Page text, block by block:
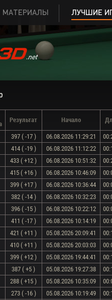
МАТЕРИАЛЫ ЛУЧШИЕ
Результат Начало
397 ( -17 ) 06.08.2026 11:29:21
414 ( -19 ) 06.08.2026 11:12:22
433 ( +12 ) 06.08.2026 10:51:32
415 ( +16 ) 06.08.2026 10:46:09
399 ( +17 ) 06.08.2026 10:36:44
382 ( -14 ) 06.08.2026 10:32:23
396 ( -15 ) 06.08.2026 10:22:12
411 ( -17 ) 06.08.2026 10:14:19
421 ( +11 ) 05.08.2026 20:09:41
410 ( +11 ) 05.08.2026 20:03:03
399 ( +12 ) 05.08.2026 19:44:41
387 ( +5 ) 05.08.2026 19:27:38
288 ( +15 ) 05.08.2026 10:35:09
273 ( -16 ) 05.08.2026 10:19:49